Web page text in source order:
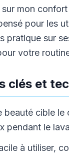
mon
pour les
pratique sur
votre
clés et
beauté cible
pendant le
à utiliser,